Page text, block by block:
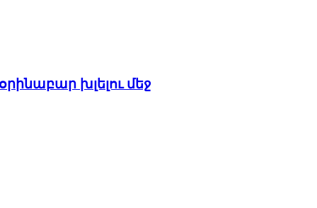
խլելու մեջ